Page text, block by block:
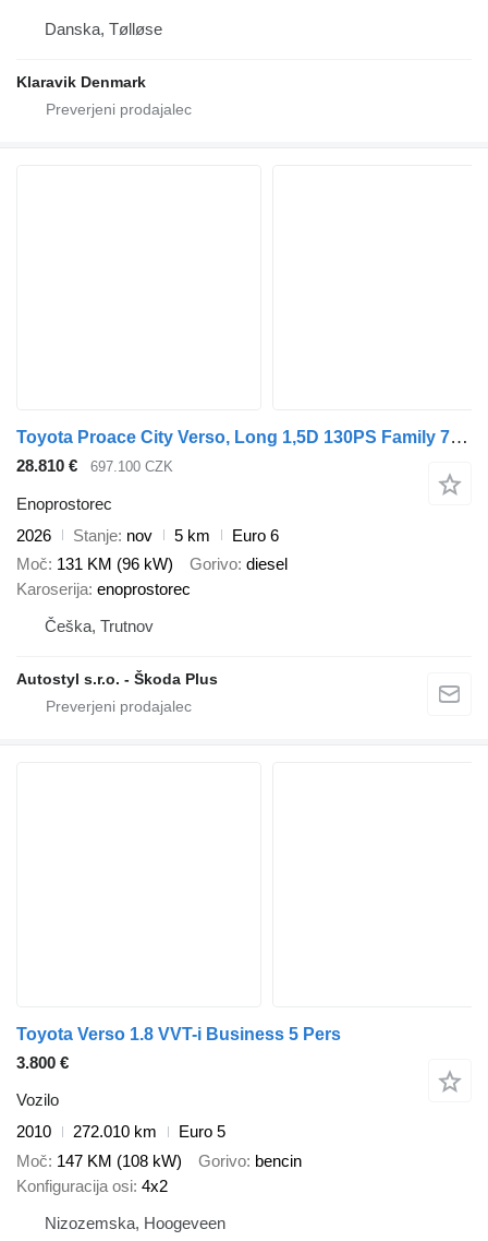
Danska, Tølløse
Klaravik Denmark
Toyota Proace City Verso, Long 1,5D 130PS Family 7míst
28.810 € 697.100 CZK
Enoprostorec
2026
Stanje nov 5 km
Euro 6
Moč 131 KM (96 kW) Gorivo diesel
Karoserija enoprostorec
Češka, Trutnov
Autostyl s.r.o. - Škoda Plus
Toyota Verso 1.8 VVT-i Business 5 Pers
3.800 €
Vozilo
2010
272.010 km
Euro 5
Moč 147 KM (108 kW) Gorivo bencin
Konfiguracija osi 4x2
Nizozemska, Hoogeveen